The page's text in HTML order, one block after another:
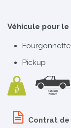
Véhicule pour
Fourgonnette
Pickup
Contrat